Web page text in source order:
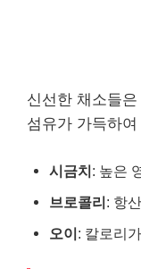
신선한 채소들은
섬유가 가득하
시금치: 높은
브로콜리: 항
오이: 칼로리